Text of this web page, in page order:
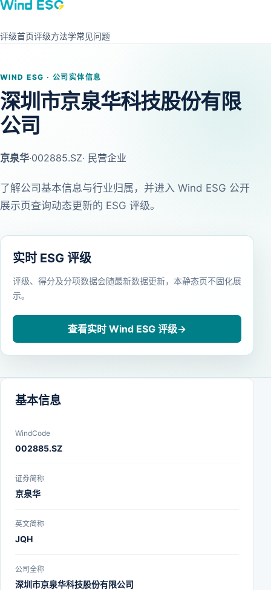
评级首页评级方法学常见问题
WIND ESG · 公司实体信息
深圳市京泉华科技股份有限
公司
京泉华·002885.SZ· 民营企业
了解公司基本信息与行业归属，并进入 Wind ESG 公开
展示页查询动态更新的 ESG 评级。
实时 ESG 评级
评级、得分及分项数据会随最新数据更新，本静态页不固化展
示。
查看实时 Wind ESG 评级→
基本信息
WindCode
002885.SZ
证券简称
京泉华
英文简称
JQH
公司全称
深圳市京泉华科技股份有限公司